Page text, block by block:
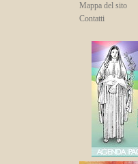
Mappa del sito
Contatti